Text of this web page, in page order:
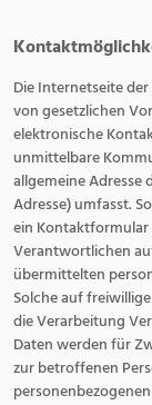
Die Internetseite
von gesetzlichen
elektronische
unmittelbare
allgemeine Adresse
Adresse) umfasst.
ein
Verantwortlichen
übermittelten
Solche auf
die Verarbeitung
Daten werden für
zur betroffenen